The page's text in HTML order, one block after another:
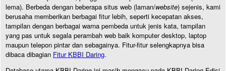
lema). Berbeda dengan beberapa situs web (laman/website) sejenis, kami
berusaha memberikan berbagai fitur lebih, seperti kecepatan akses,
tampilan dengan berbagai warna pembeda untuk jenis kata, tampilan
yang pas untuk segala perambah web baik komputer desktop, laptop
maupun telepon pintar dan sebagainya. Fitur-fitur selengkapnya bisa
dibaca dibagian Fitur KBBI Daring.